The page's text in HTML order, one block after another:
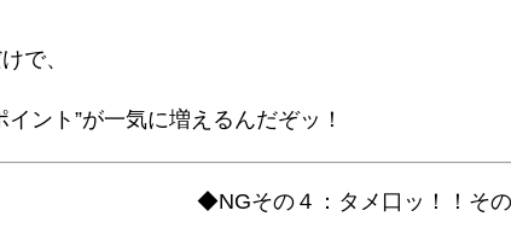
で、
イント”が一気に増えるんだぞッ！
◆NGその４：タメ口ッ！！そ